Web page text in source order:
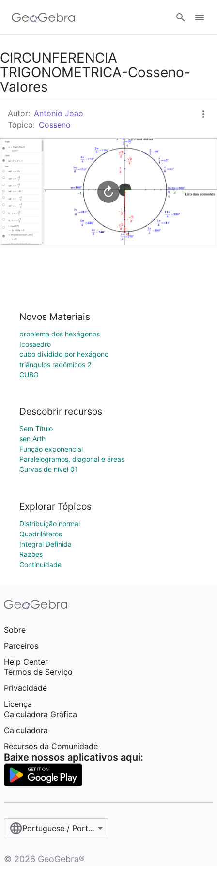
Google Classroom
Tarefa
CIRCUNFERENCIA
TRIGONOMETRICA-Cosseno-
Valores
Autor: Antonio Joao
Tópico: Cosseno
Novos Materiais
problema dos hexágonos
Icosaedro
cubo dividido por hexágono
triângulos radômicos 2
CUBO
Descobrir recursos
Sem Título
sen Arth
Função exponencial
Paralelogramos, diagonal e áreas
Curvas de nível 01
Explorar Tópicos
Distribuição normal
Quadriláteros
Integral Definida
Razões
Continuidade
Sobre
Parceiros
Help Center
Termos de Serviço
Privacidade
Licença
Calculadora Gráfica
Calculadora
Recursos da Comunidade
Baixe nossos aplicativos aqui:
Portuguese / Português (Brasil)
© 2026 GeoGebra®